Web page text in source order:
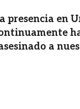
presencia en
a